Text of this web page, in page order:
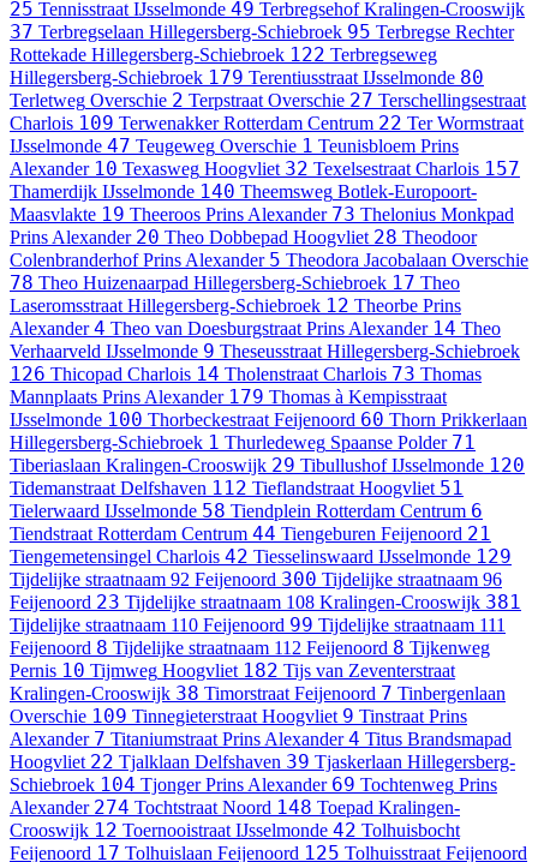
25 Tennisstraat IJsselmonde 49 Terbregsehof Kralingen-Crooswijk
37 Terbregselaan Hillegersberg-Schiebroek 95 Terbregse Rechter
Rottekade Hillegersberg-Schiebroek 122 Terbregseweg
Hillegersberg-Schiebroek 179 Terentiusstraat IJsselmonde 80
Terletweg Overschie 2 Terpstraat Overschie 27 Terschellingsestraat
Charlois 109 Terwenakker Rotterdam Centrum 22 Ter Wormstraat
IJsselmonde 47 Teugeweg Overschie 1 Teunisbloem Prins
Alexander 10 Texasweg Hoogvliet 32 Texelsestraat Charlois 157
Thamerdijk IJsselmonde 140 Theemsweg Botlek-Europoort-
Maasvlakte 19 Theeroos Prins Alexander 73 Thelonius Monkpad
Prins Alexander 20 Theo Dobbepad Hoogvliet 28 Theodoor
Colenbranderhof Prins Alexander 5 Theodora Jacobalaan Overschie
78 Theo Huizenaarpad Hillegersberg-Schiebroek 17 Theo
Laseromsstraat Hillegersberg-Schiebroek 12 Theorbe Prins
Alexander 4 Theo van Doesburgstraat Prins Alexander 14 Theo
Verhaarveld IJsselmonde 9 Theseusstraat Hillegersberg-Schiebroek
126 Thicopad Charlois 14 Tholenstraat Charlois 73 Thomas
Mannplaats Prins Alexander 179 Thomas à Kempisstraat
IJsselmonde 100 Thorbeckestraat Feijenoord 60 Thorn Prikkerlaan
Hillegersberg-Schiebroek 1 Thurledeweg Spaanse Polder 71
Tiberiaslaan Kralingen-Crooswijk 29 Tibullushof IJsselmonde 120
Tidemanstraat Delfshaven 112 Tieflandstraat Hoogvliet 51
Tielerwaard IJsselmonde 58 Tiendplein Rotterdam Centrum 6
Tiendstraat Rotterdam Centrum 44 Tiengeburen Feijenoord 21
Tiengemetensingel Charlois 42 Tiesselinswaard IJsselmonde 129
Tijdelijke straatnaam 92 Feijenoord 300 Tijdelijke straatnaam 96
Feijenoord 23 Tijdelijke straatnaam 108 Kralingen-Crooswijk 381
Tijdelijke straatnaam 110 Feijenoord 99 Tijdelijke straatnaam 111
Feijenoord 8 Tijdelijke straatnaam 112 Feijenoord 8 Tijkenweg
Pernis 10 Tijmweg Hoogvliet 182 Tijs van Zeventerstraat
Kralingen-Crooswijk 38 Timorstraat Feijenoord 7 Tinbergenlaan
Overschie 109 Tinnegieterstraat Hoogvliet 9 Tinstraat Prins
Alexander 7 Titaniumstraat Prins Alexander 4 Titus Brandsmapad
Hoogvliet 22 Tjalklaan Delfshaven 39 Tjaskerlaan Hillegersberg-
Schiebroek 104 Tjonger Prins Alexander 69 Tochtenweg Prins
Alexander 274 Tochtstraat Noord 148 Toepad Kralingen-
Crooswijk 12 Toernooistraat IJsselmonde 42 Tolhuisbocht
Feijenoord 17 Tolhuislaan Feijenoord 125 Tolhuisstraat Feijenoord